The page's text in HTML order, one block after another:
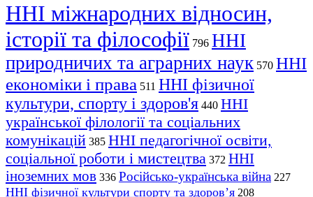
ННІ міжнародних відносин,
історії та філософії 796 ННІ
природничих та аграрних наук 570 ННІ
економіки і права 511 ННІ фізичної
культури, спорту і здоров'я 440 ННІ
української філології та соціальних
комунікацій 385 ННІ педагогічної освіти,
соціальної роботи і мистецтва 372 ННІ
іноземних мов 336 Російсько-українська війна 227
ННІ фізичної культури спорту та здоров’я 208